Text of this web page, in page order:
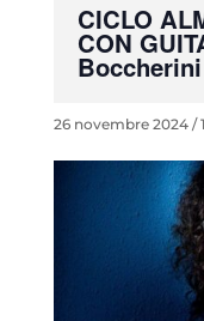
CICLO
CON
Boccherini
26 novembre 2024 /